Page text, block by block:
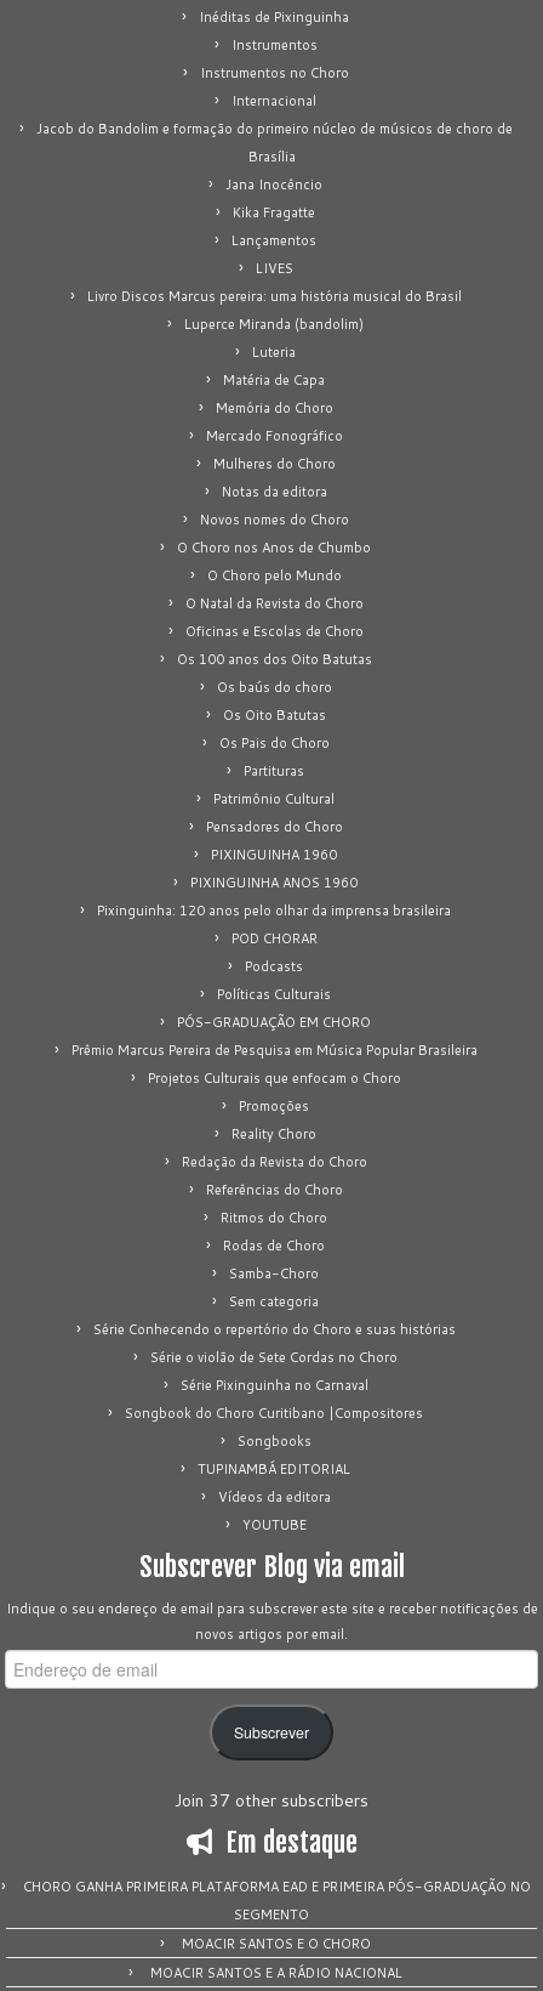
Inéditas de Pixinguinha
Instrumentos
Instrumentos no Choro
Internacional
Jacob do Bandolim e formação do primeiro núcleo de músicos de choro de
Brasília
Jana Inocêncio
Kika Fragatte
Lançamentos
LIVES
Livro Discos Marcus pereira: uma história musical do Brasil
Luperce Miranda (bandolim)
Luteria
Matéria de Capa
Memória do Choro
Mercado Fonográfico
Mulheres do Choro
Notas da editora
Novos nomes do Choro
O Choro nos Anos de Chumbo
O Choro pelo Mundo
O Natal da Revista do Choro
Oficinas e Escolas de Choro
Os 100 anos dos Oito Batutas
Os baús do choro
Os Oito Batutas
Os Pais do Choro
Partituras
Patrimônio Cultural
Pensadores do Choro
PIXINGUINHA 1960
PIXINGUINHA ANOS 1960
Pixinguinha: 120 anos pelo olhar da imprensa brasileira
POD CHORAR
Podcasts
Políticas Culturais
PÓS-GRADUAÇÃO EM CHORO
Prêmio Marcus Pereira de Pesquisa em Música Popular Brasileira
Projetos Culturais que enfocam o Choro
Promoções
Reality Choro
Redação da Revista do Choro
Referências do Choro
Ritmos do Choro
Rodas de Choro
Samba-Choro
Sem categoria
Série Conhecendo o repertório do Choro e suas histórias
Série o violão de Sete Cordas no Choro
Série Pixinguinha no Carnaval
Songbook do Choro Curitibano |Compositores
Songbooks
TUPINAMBÁ EDITORIAL
Vídeos da editora
YOUTUBE
Subscrever Blog via email
Indique o seu endereço de email para subscrever este site e receber notificações de
novos artigos por email.
Endereço
de
Subscrever
Join 37 other subscribers
Em destaque
CHORO GANHA PRIMEIRA PLATAFORMA EAD E PRIMEIRA PÓS-GRADUAÇÃO NO
SEGMENTO
MOACIR SANTOS E O CHORO
MOACIR SANTOS E A RÁDIO NACIONAL